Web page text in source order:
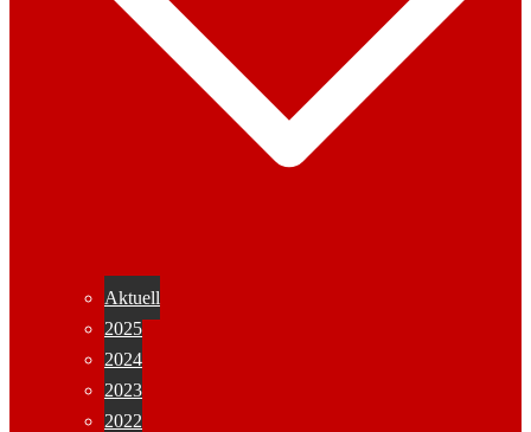
Aktuell
2025
2024
2023
2022